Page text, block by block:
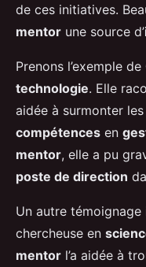
de ces initiatives.
mentor une source d’
Prenons l’exemple de
technologie. Elle
aidée à surmonter les
compétences en
mentor, elle a pu
poste de direction
Un autre
chercheuse en
mentor l’a aidée à